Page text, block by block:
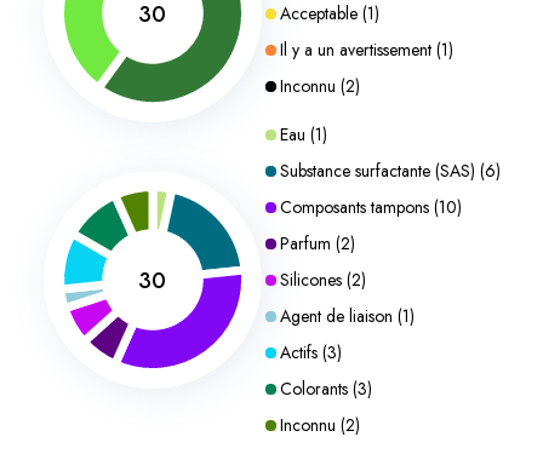
30
Acceptable(1)
Il y a un avertissement(1)
Inconnu (2)
30
Eau (1)
Substance surfactante (SAS) (6)
Composants tampons(10)
Parfum (2)
Silicones(2)
Agent de liaison (1)
Actifs(3)
Colorants(3)
Inconnu (2)